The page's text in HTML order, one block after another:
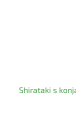
Shirataki s